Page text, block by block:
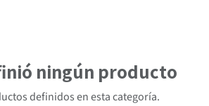
ningún producto
definidos en esta categoría.